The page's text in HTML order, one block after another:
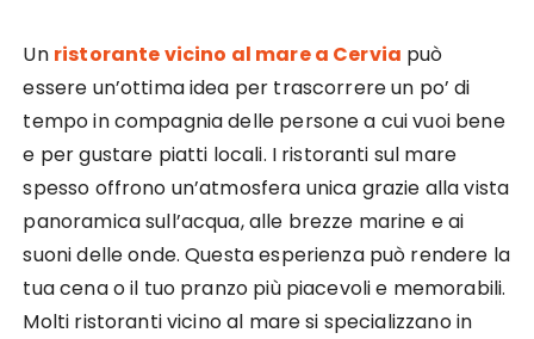
Un ristorante vicino al mare a Cervia può
essere un’ottima idea per trascorrere un po’ di
tempo in compagnia delle persone a cui vuoi bene
e per gustare piatti locali. I ristoranti sul mare
spesso offrono un’atmosfera unica grazie alla vista
panoramica sull’acqua, alle brezze marine e ai
suoni delle onde. Questa esperienza può rendere la
tua cena o il tuo pranzo più piacevoli e memorabili.
Molti ristoranti vicino al mare si specializzano in